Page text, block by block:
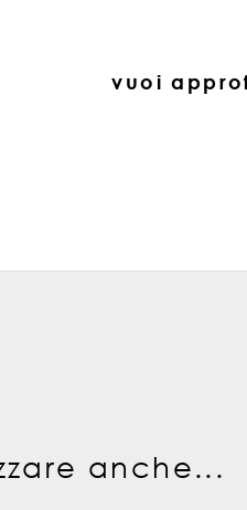
vuoi
anche...